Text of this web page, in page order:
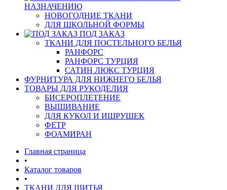
НАЗНАЧЕНИЮ
НОВОГОДНИЕ ТКАНИ
ДЛЯ ШКОЛЬНОЙ ФОРМЫ
ПОД ЗАКАЗ
ТКАНИ ДЛЯ ПОСТЕЛЬНОГО БЕЛЬЯ
РАНФОРС
РАНФОРС ТУРЦИЯ
САТИН ЛЮКС ТУРЦИЯ
ФУРНИТУРА ДЛЯ НИЖНЕГО БЕЛЬЯ
ТОВАРЫ ДЛЯ РУКОДЕЛИЯ
БИСЕРОПЛЕТЕНИЕ
ВЫШИВАНИЕ
ДЛЯ КУКОЛ И ИШРУШЕК
ФЕТР
ФОАМИРАН
Главная страница
•
Каталог товаров
•
ТКАНИ ДЛЯ ШИТЬЯ